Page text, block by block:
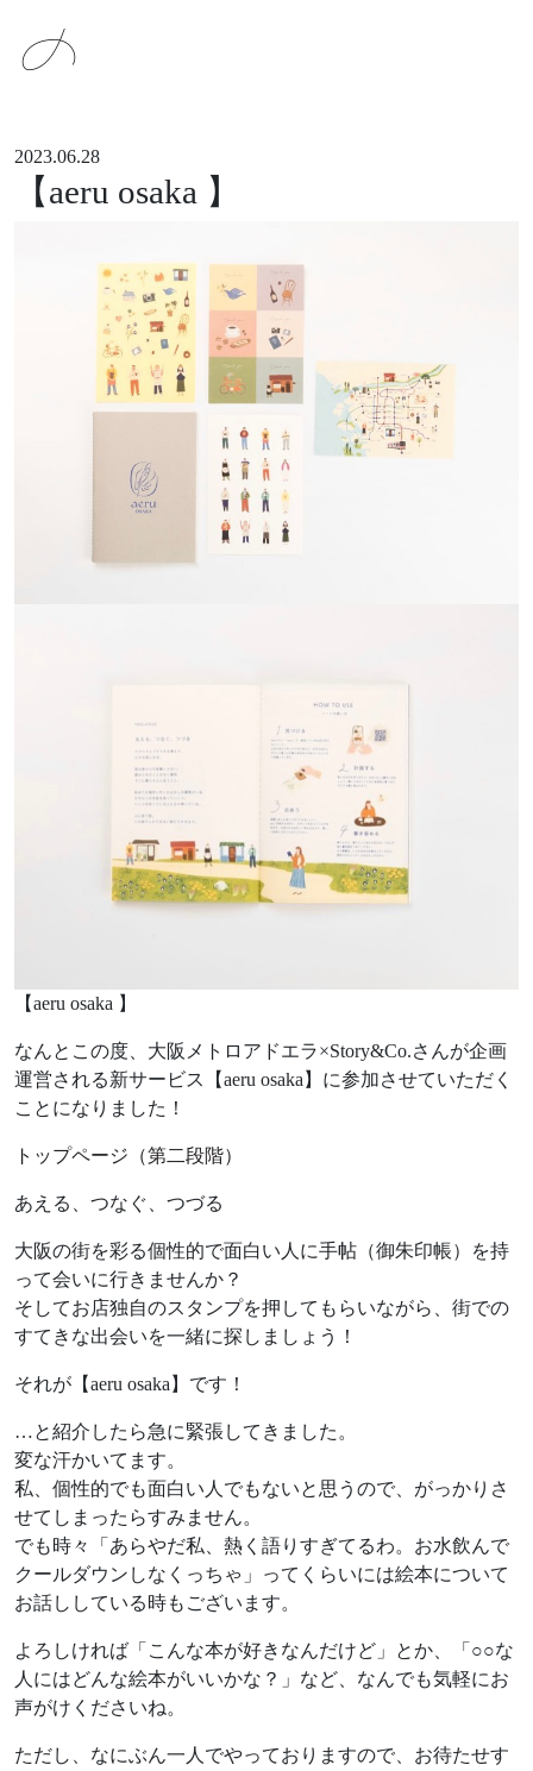
メインナビゲーション
2023.06.28
【aeru osaka 】
【aeru osaka 】
なんとこの度、大阪メトロアドエラ×Story&Co.さんが企画
運営される新サービス【aeru osaka】に参加させていただく
ことになりました！
トップページ（第二段階）
あえる、つなぐ、つづる
大阪の街を彩る個性的で面白い人に手帖（御朱印帳）を持
って会いに行きませんか？
そしてお店独自のスタンプを押してもらいながら、街での
すてきな出会いを一緒に探しましょう！
それが【aeru osaka】です！
…と紹介したら急に緊張してきました。
変な汗かいてます。
私、個性的でも面白い人でもないと思うので、がっかりさ
せてしまったらすみません。
でも時々「あらやだ私、熱く語りすぎてるわ。お水飲んで
クールダウンしなくっちゃ」ってくらいには絵本について
お話ししている時もございます。
よろしければ「こんな本が好きなんだけど」とか、「○○な
人にはどんな絵本がいいかな？」など、なんでも気軽にお
声がけくださいね。
ただし、なにぶん一人でやっておりますので、お待たせす